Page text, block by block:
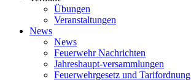
Übungen
Veranstaltungen
News
News
Feuerwehr Nachrichten
Jahreshaupt-versammlungen
Feuerwehrgesetz und Tarifordnung